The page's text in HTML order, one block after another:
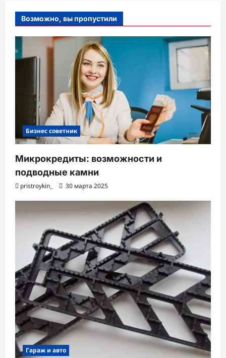
Возможно, вы пропустили
Бизнес советник
Микрокредиты: возможности и
подводные камни
pristroykin_ 30 марта 2025
Гараж и авто